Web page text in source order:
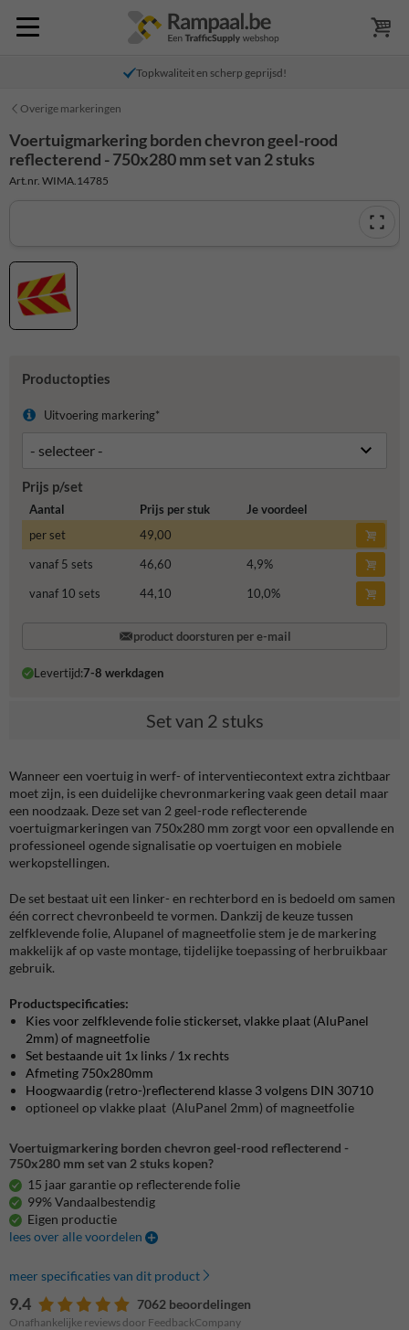
Topkwaliteit en scherp geprijsd!
Overige markeringen
Voertuigmarkering borden chevron geel-rood
reflecterend - 750x280 mm set van 2 stuks
Art.nr. WIMA.14785
Productopties
Uitvoering markering*
Prijs p/set
Aantal Prijs per stuk
Je voordeel
per set
49,00
vanaf 5 sets
46,60 4,9%
vanaf 10 sets
44,10 10,0%
product doorsturen per e-mail
Levertijd:7-8 werkdagen
Set van 2 stuks
Wanneer een voertuig in werf- of interventiecontext extra zichtbaar
moet zijn, is een duidelijke chevronmarkering vaak geen detail maar
een noodzaak. Deze set van 2 geel-rode reflecterende
voertuigmarkeringen van 750x280 mm zorgt voor een opvallende en
professioneel ogende signalisatie op voertuigen en mobiele
werkopstellingen.
De set bestaat uit een linker- en rechterbord en is bedoeld om samen
één correct chevronbeeld te vormen. Dankzij de keuze tussen
zelfklevende folie, Alupanel of magneetfolie stem je de markering
makkelijk af op vaste montage, tijdelijke toepassing of herbruikbaar
gebruik.
Productspecificaties:
Kies voor zelfklevende folie stickerset, vlakke plaat (AluPanel
2mm) of magneetfolie
Set bestaande uit 1x links / 1x rechts
Afmeting 750x280mm
Hoogwaardig (retro-)reflecterend klasse 3volgens DIN 30710
optioneel op vlakke plaat (AluPanel 2mm) of magneetfolie
Voertuigmarkering borden chevron geel-rood reflecterend -
750x280 mm set van 2 stuks kopen?
15 jaar garantie op reflecterende folie
99% Vandaalbestendig
Eigen productie
lees over alle voordelen
meer specificaties van dit product
9.4 7062 beoordelingen
Onafhankelijke reviews door FeedbackCompany